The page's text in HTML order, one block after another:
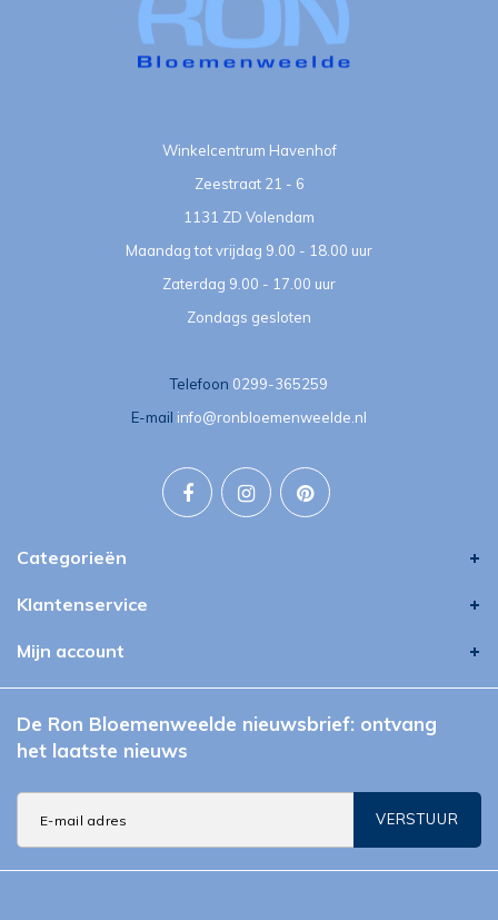
Winkelcentrum Havenhof
Zeestraat 21 - 6
1131 ZD Volendam
Maandag tot vrijdag 9.00 - 18.00 uur
Zaterdag 9.00 - 17.00 uur
Zondags gesloten
Telefoon 0299-365259
E-mail info@ronbloemenweelde.nl
Categorieën
Klantenservice
Mijn account
De Ron Bloemenweelde nieuwsbrief: ontvang
het laatste nieuws
VERSTUUR